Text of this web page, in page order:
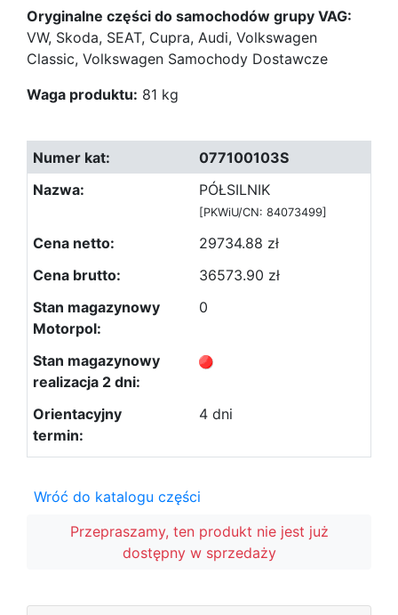
Oryginalne części do samochodów grupy VAG:
VW, Skoda, SEAT, Cupra, Audi, Volkswagen
Classic, Volkswagen Samochody Dostawcze
Waga produktu: 81 kg
077100103S
PÓŁSILNIK
[PKWiU/CN: 84073499]
29734.88 zł
36573.90 zł
0
4 dni
Wróć do katalogu części
Przepraszamy, ten produkt nie jest już
dostępny w sprzedaży